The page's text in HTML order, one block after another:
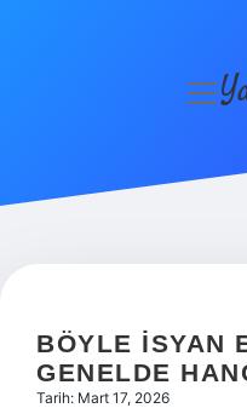
Hakkımızda
BÖYLE ISYAN
GENELDE
Tarih: Mart 17, 2026